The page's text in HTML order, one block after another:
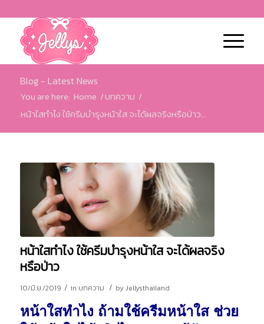
Blog - Latest News
You are here: Home /บทความ /
หน้าใสทําไง ใช้ครีมบำรุงหน้าใส จะได้ผลจริงหรือป่าว...
หน้าใสทําไง ใช้ครีมบำรุงหน้าใส จะได้ผลจริง
หรือป่าว
10/มิ.ย./2019 / in บทความ / byJellysthailand
หน้าใสทําไง ถ้ามใช้ครีมหน้าใส ช่วย